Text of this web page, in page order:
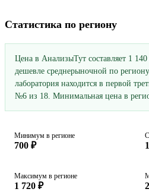
Статистика по региону
Цена в АнализыТут составляет 1
дешевле среднерыночной по
лаборатория находится в первой
№6 из 18. Минимальная цена в
Минимум в регионе
700 ₽
Максимум в регионе
1 720 ₽